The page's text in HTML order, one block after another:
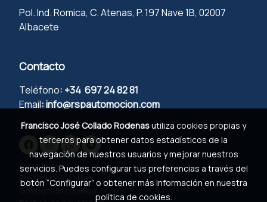
Pol. Ind. Romica, C. Atenas, P. 197 Nave 1B, 02007
Albacete
Contacto
Teléfono: +34 697 24 82 81
Email:info@rspautomocion.com
Aviso legal
Política de cookies
Gestión de cookies
Francisco José Collado Rodenasutiliza cookies propias y
terceros para obtener datos estadísticos de la
navegación de nuestros usuarios y mejorar nuestros
servicios. Puedes configurar tus preferencias a través del
botón “Configurar” o obtener más información en nuestra
política de cookies.